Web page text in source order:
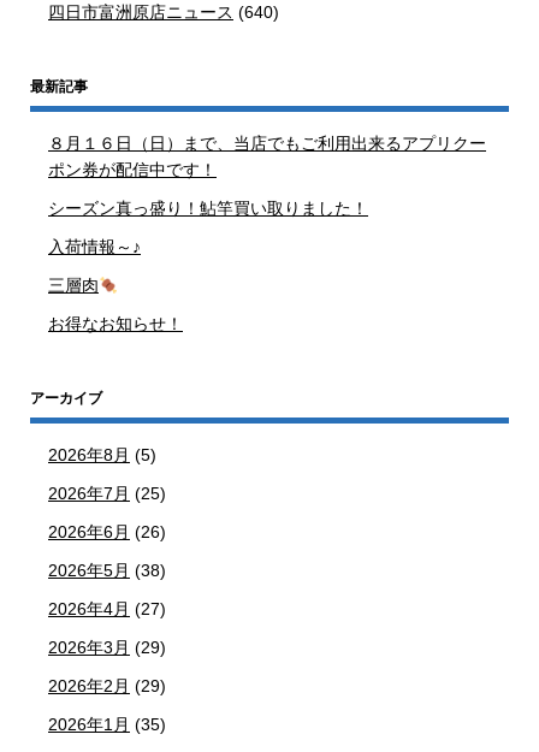
四日市富洲原店ニュース (640)
最新記事
８月１６日（日）まで、当店でもご利用出来るアプリクー
ポン券が配信中です！
シーズン真っ盛り！鮎竿買い取りました！
入荷情報～♪
三層肉
お得なお知らせ！
アーカイブ
2026年8月 (5)
2026年7月 (25)
2026年6月 (26)
2026年5月 (38)
2026年4月 (27)
2026年3月 (29)
2026年2月 (29)
2026年1月 (35)